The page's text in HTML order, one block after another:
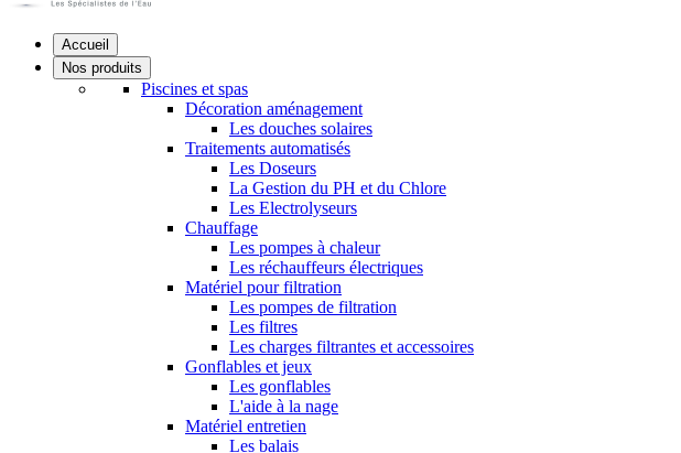
Accueil
Nos produits
Piscines et spas
Décoration aménagement
Les douches solaires
Traitements automatisés
Les Doseurs
La Gestion du PH et du Chlore
Les Electrolyseurs
Chauffage
Les pompes à chaleur
Les réchauffeurs électriques
Matériel pour filtration
Les pompes de filtration
Les filtres
Les charges filtrantes et accessoires
Gonflables et jeux
Les gonflables
L'aide à la nage
Matériel entretien
Les balais